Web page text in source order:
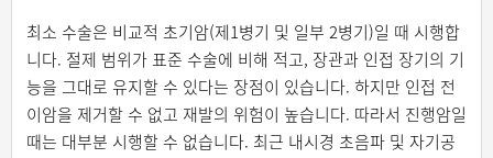
최소 수술은 비교적 초기암(제1병기 및 일부 2병기)일 때 시행합
니다. 절제 범위가 표준 수술에 비해 적고, 장관과 인접 장기의 기
능을 그대로 유지할 수 있다는 장점이 있습니다. 하지만 인접 전
이암을 제거할 수 없고 재발의 위험이 높습니다. 따라서 진행암일
때는 대부분 시행할 수 없습니다. 최근 내시경 초음파 및 자기공